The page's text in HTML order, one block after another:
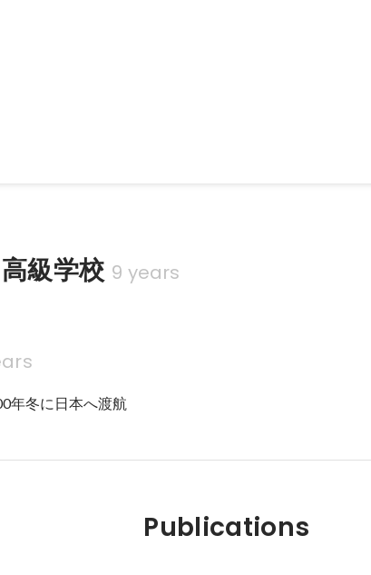
級学校 9 years
年冬に日本へ渡航
Publications